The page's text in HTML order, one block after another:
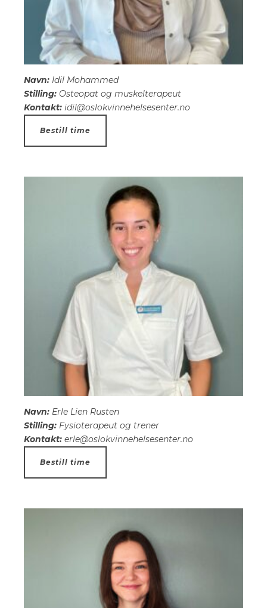
Navn: Idil Mohammed
Stilling: Osteopat og muskelterapeut
Kontakt: idil@oslokvinnehelsesenter.no
Bestill time
Navn: Erle Lien Rusten
Stilling: Fysioterapeut og trener
Kontakt: erle@oslokvinnehelsesenter.no
Bestill time